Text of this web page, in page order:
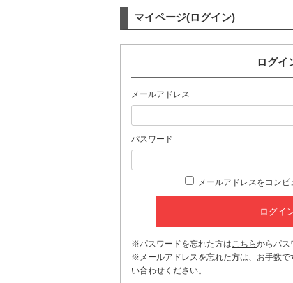
マイページ(ログイン)
ログイ
メールアドレス
パスワード
メールアドレスをコン
※パスワードを忘れた方はこちらからパス
※メールアドレスを忘れた方は、お手数で
い合わせください。